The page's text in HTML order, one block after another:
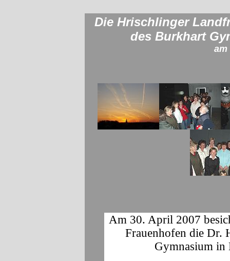
Die Hrischlinger
des Burkhart
am
Am 30. April 2007
Frauenhofen die Dr.
Gymnasium in